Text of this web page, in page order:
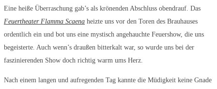
Eine heiße Überraschung gab’s als krönenden Abschluss obendrauf. Das
Feuertheater Flamma Scaena heizte uns vor den Toren des Brauhauses
ordentlich ein und bot uns eine mystisch angehauchte Feuershow, die uns
begeisterte. Auch wenn’s draußen bitterkalt war, so wurde uns bei der
faszinierenden Show doch richtig warm ums Herz.
Nach einem langen und aufregenden Tag kannte die Müdigkeit keine Gnade